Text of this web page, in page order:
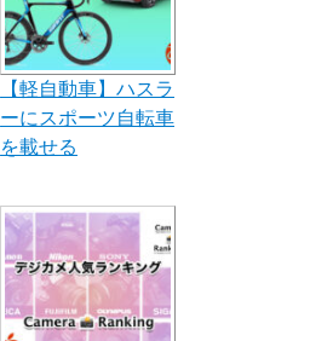
【軽自動車】ハスラ
ーにスポーツ自転車
を載せる